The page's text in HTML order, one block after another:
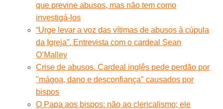
que previne abusos, mas não tem como
investigá-los
“Urge levar a voz das vítimas de abusos à cúpula
da Igreja”. Entrevista com o cardeal Sean
O’Malley
Crise de abusos. Cardeal inglês pede perdão por
"mágoa, dano e desconfiança" causados por
bispos
O Papa aos bispos: não ao clericalismo; ele